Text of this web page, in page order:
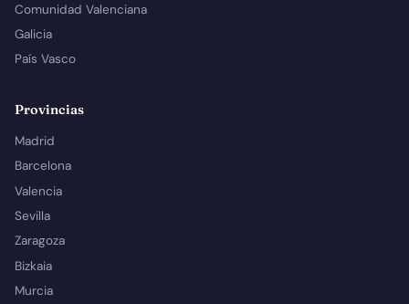
Comunidad Valenciana
Galicia
País Vasco
Provincias
Madrid
Barcelona
Valencia
Sevilla
Zaragoza
Bizkaia
Murcia